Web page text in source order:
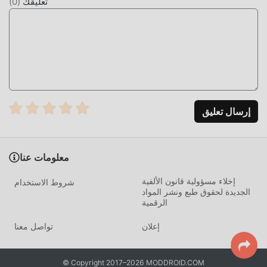
يجعل الناس يشعرون بالتعب ، ولكن الآن ، أدى ظهور التعديلات إلى
التحميل الان
الشائعة المجانية في انتظار لتلعب ، ماذا تنتظر ، قم بتنزيله الآن!
إرسال تعليق
معلومات عنا
شروط الاستخدام
إخلاء مسؤولية قانون الألفية
الجديدة لحقوق طبع ونشر المواد
الرقمية
تواصل معنا إعلان
© Copyright 2017–2026 MODDROID.COM